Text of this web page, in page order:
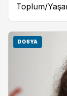
Toplum/
DOSYA